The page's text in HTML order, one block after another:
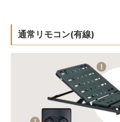
通常リモコン(有線)